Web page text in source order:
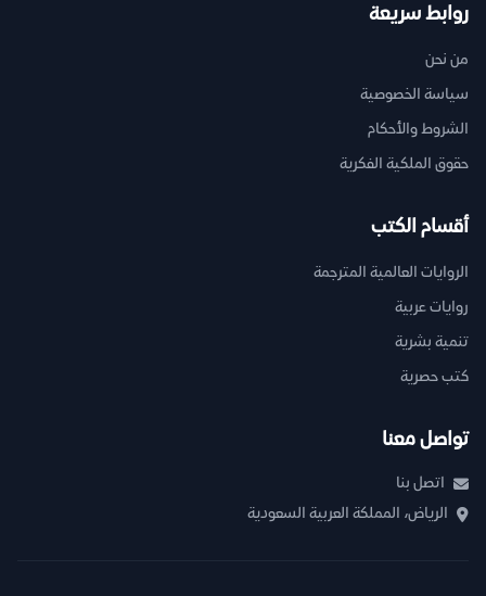
روابط سريعة
من نحن
سياسة الخصوصية
الشروط والأحكام
حقوق الملكية الفكرية
أقسام الكتب
الروايات العالمية المترجمة
روايات عربية
تنمية بشرية
كتب حصرية
تواصل معنا
اتصل بنا
الرياض، المملكة العربية السعودية